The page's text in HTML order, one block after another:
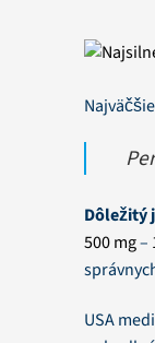
Dôležitý
500 mg–
USA